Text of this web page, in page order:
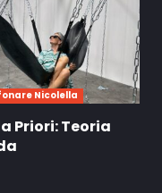
Nicolella
Priori: Teoria